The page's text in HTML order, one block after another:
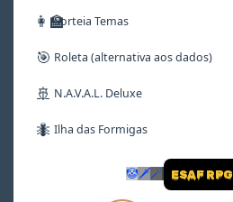
👩‍🏫Sorteia Temas
🎯 Roleta (alternativa aos dados)
🚢 N.A.V.A.L. Deluxe
🐜 Ilha das Formigas
🤡 🗡🪄 ESAF RPG